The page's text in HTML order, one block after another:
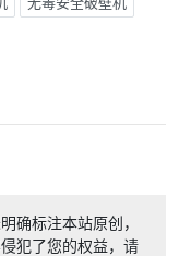
确标注本站原创，
犯了您的权益，请